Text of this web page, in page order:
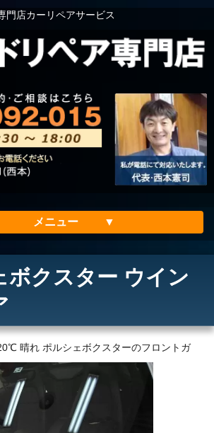
門店カーリペアサービス
メニュー
会社案内
ご利用の流れ
ボクスター ウイン
晴れ ポルシェボクスターのフロントガ